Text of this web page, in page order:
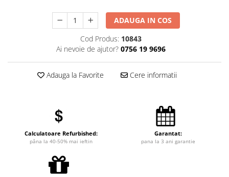
ADAUGA IN COS
Cod Produs: 10843
Ai nevoie de ajutor? 0756 19 9696
Adauga la Favorite Cere informatii
Calculatoare Refurbished:
pâna la 40-50% mai ieftin
Garantat:
pana la 3 ani garantie